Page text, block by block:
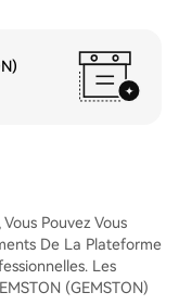
Pouvez Vous
De La Plateforme
Les
(GEMSTON)